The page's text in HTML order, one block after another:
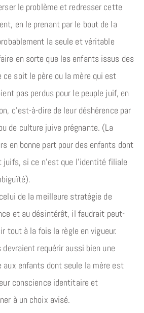
le problème et redresser cette
en le prenant par le bout de la
la seule et véritable
en sorte que les enfants issus des
soit le père ou la mère qui est
pas perdus pour le peuple juif, en
c’est-à-dire de leur déshérence par
de culture juive prégnante. (La
en bonne part pour des enfants dont
si ce n’est que l’identité filiale
de la meilleure stratégie de
et au désintérêt, il faudrait peut-
tout à la fois la règle en vigueur.
requérir aussi bien une
enfants dont seule la mère est
conscience identitaire et
à un choix avisé.